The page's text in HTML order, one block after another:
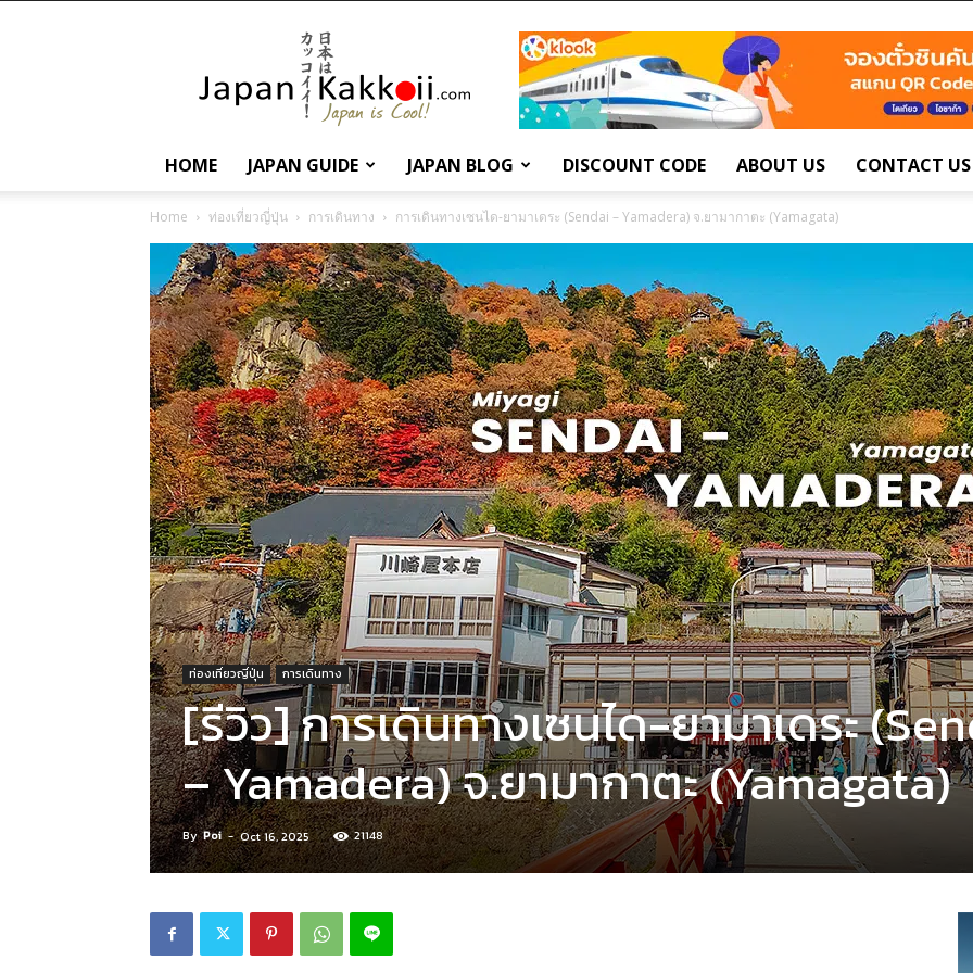
เกี่ยว
กับ
ญี่ปุ่น
และ
การ
เที่ยว
ญี่ปุ่น
HOME JAPAN GUIDE JAPAN BLOG DISCOUNT CODE ABOUT US CONTACT US
Home ท่องเที่ยวญี่ปุ่น การเดินทาง การเดินทางเซนได-ยามาเดระ (Sendai – Yamadera) จ.ยามากาตะ (Yamagata)
ท่องเที่ยวญี่ปุ่น การเดินทาง
[รีวิว] การเดินทางเซนได-ยามาเดระ
– Yamadera) จ.ยามากาตะ (Yamagata)
By Poi- Oct 16, 2025 21148